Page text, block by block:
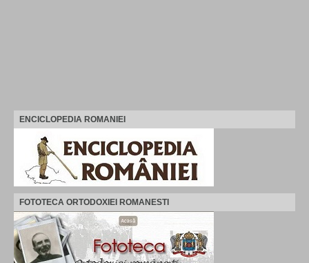
ENCICLOPEDIA ROMANIEI
FOTOTECA ORTODOXIEI ROMANESTI